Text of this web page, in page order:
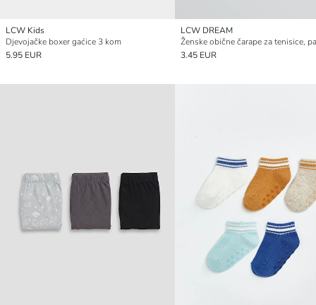
LCW Kids
Djevojačke boxer gaćice 3 kom
5.95 EUR
LCW DREAM
3.45 EUR